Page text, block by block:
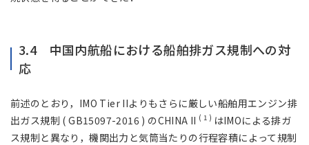
3.4 中国内航船における船舶排ガス規制への対
応
前述のとおり，IMO Tier IIよりもさらに厳しい船舶用エンジン排
出ガス規制 ( GB15097-2016 ) のCHINA II ( 1 ) はIMOによる排ガ
ス規制と異なり，機関出力と気筒当たりの行程容積によって規制